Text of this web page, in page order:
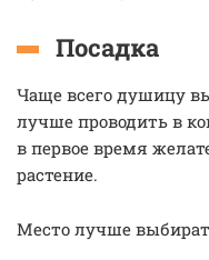
Посадка
Чаще всего душицу
лучше проводить в
в первое время
растение.
Место лучше